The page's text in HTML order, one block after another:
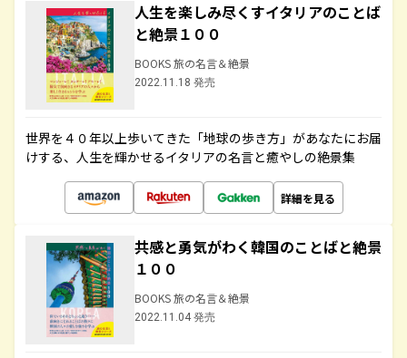
人生を楽しみ尽くすイタリアのことば
と絶景１００
BOOKS 旅の名言＆絶景
2022.11.18 発売
世界を４０年以上歩いてきた「地球の歩き方」があなたにお届
けする、人生を輝かせるイタリアの名言と癒やしの絶景集
詳細を見る
共感と勇気がわく韓国のことばと絶景
１００
BOOKS 旅の名言＆絶景
2022.11.04 発売